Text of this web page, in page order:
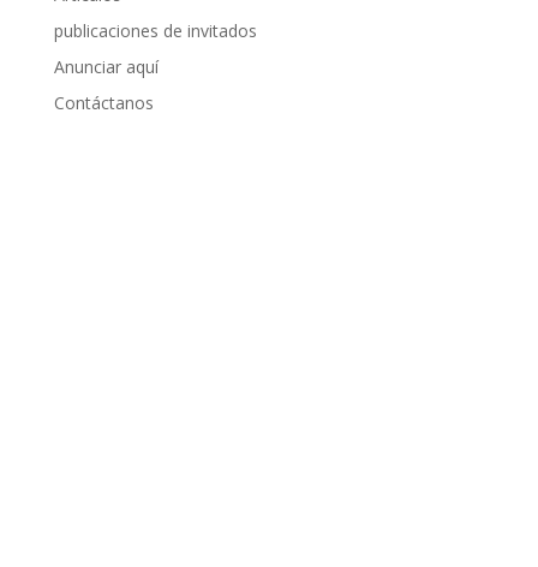
publicaciones de invitados
Anunciar aquí
Contáctanos